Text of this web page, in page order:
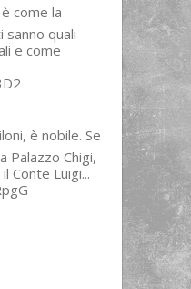
come la
quali
e come
è nobile. Se
Palazzo Chigi,
Conte Luigi...